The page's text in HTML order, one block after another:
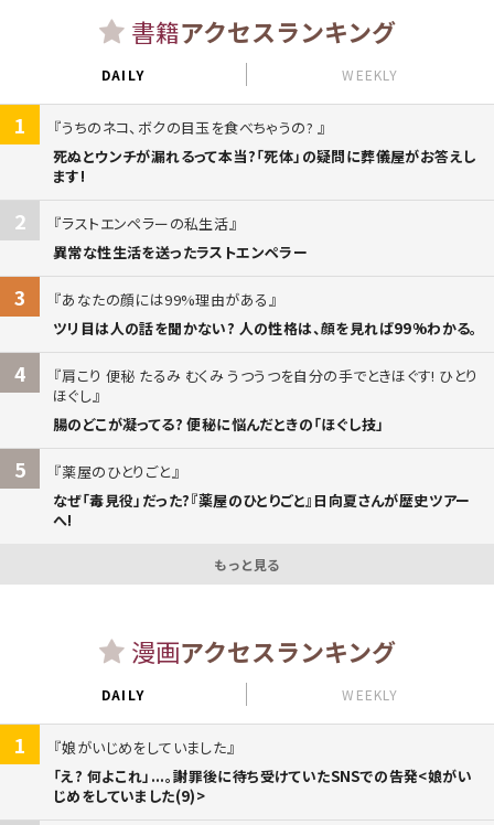
書籍アクセスランキング
DAILY WEEKLY
1
うちのネコ、ボクの目玉を食べちゃうの?
死ぬとウンチが漏れるって本当?「死体」の疑問に葬儀屋がお答えし
ます!
2
ラストエンペラーの私生活
異常な性生活を送ったラストエンペラー
3
あなたの顔には99%理由がある
ツリ目は人の話を聞かない? 人の性格は、顔を見れば99%わかる。
4
肩こり 便秘 たるみ むくみ うつうつを自分の手でときほぐす! ひとり
ほぐし
腸のどこが凝ってる? 便秘に悩んだときの「ほぐし技」
5
薬屋のひとりごと
なぜ「毒見役」だった?『薬屋のひとりごと』日向夏さんが歴史ツアー
へ!
もっと見る
漫画アクセスランキング
DAILY WEEKLY
1
娘がいじめをしていました
「え? 何よこれ」...。謝罪後に待ち受けていたSNSでの告発<娘がい
じめをしていました(9)>